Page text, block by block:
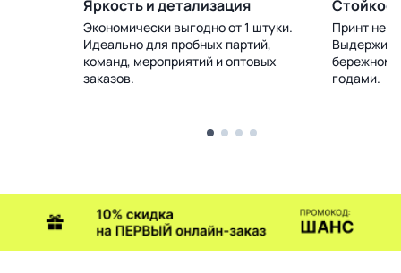
Яркость и детализация
Экономически выгодно от 1 штуки.
Идеально для пробных партий,
команд, мероприятий и оптовых
заказов.
Принт не
бережном
годами.